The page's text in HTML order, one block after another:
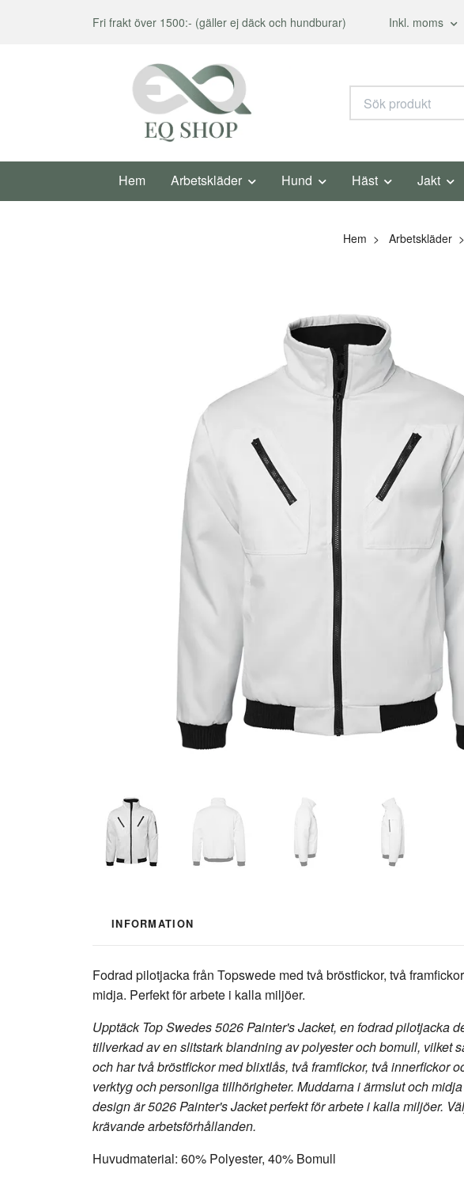
Fri frakt över 1500:- (gäller ej däck och hundburar) Inkl. moms
Hem Arbetskläder Hund Häst Jakt
Hem Arbetskläder
INFORMATION
Fodrad pilotjacka från Topswede med två bröstfickor, två
midja. Perfekt för arbete i kalla miljöer.
Upptäck Top Swedes 5026 Painter's Jacket, en fodrad pilotjacka
tillverkad av en slitstark blandning av polyester och bomull, vilket
och har två bröstfickor med blixtlås, två framfickor, två innerfickor
verktyg och personliga tillhörigheter. Muddarna i ärmslut och
design är 5026 Painter's Jacket perfekt för arbete i kalla miljöer.
krävande arbetsförhållanden.
Huvudmaterial: 60% Polyester, 40% Bomull